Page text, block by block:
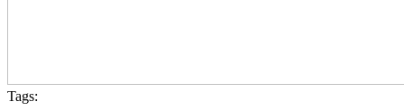
Tags: